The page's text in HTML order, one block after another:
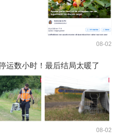
08-02
运数小时！最后结局太暖了
08-02